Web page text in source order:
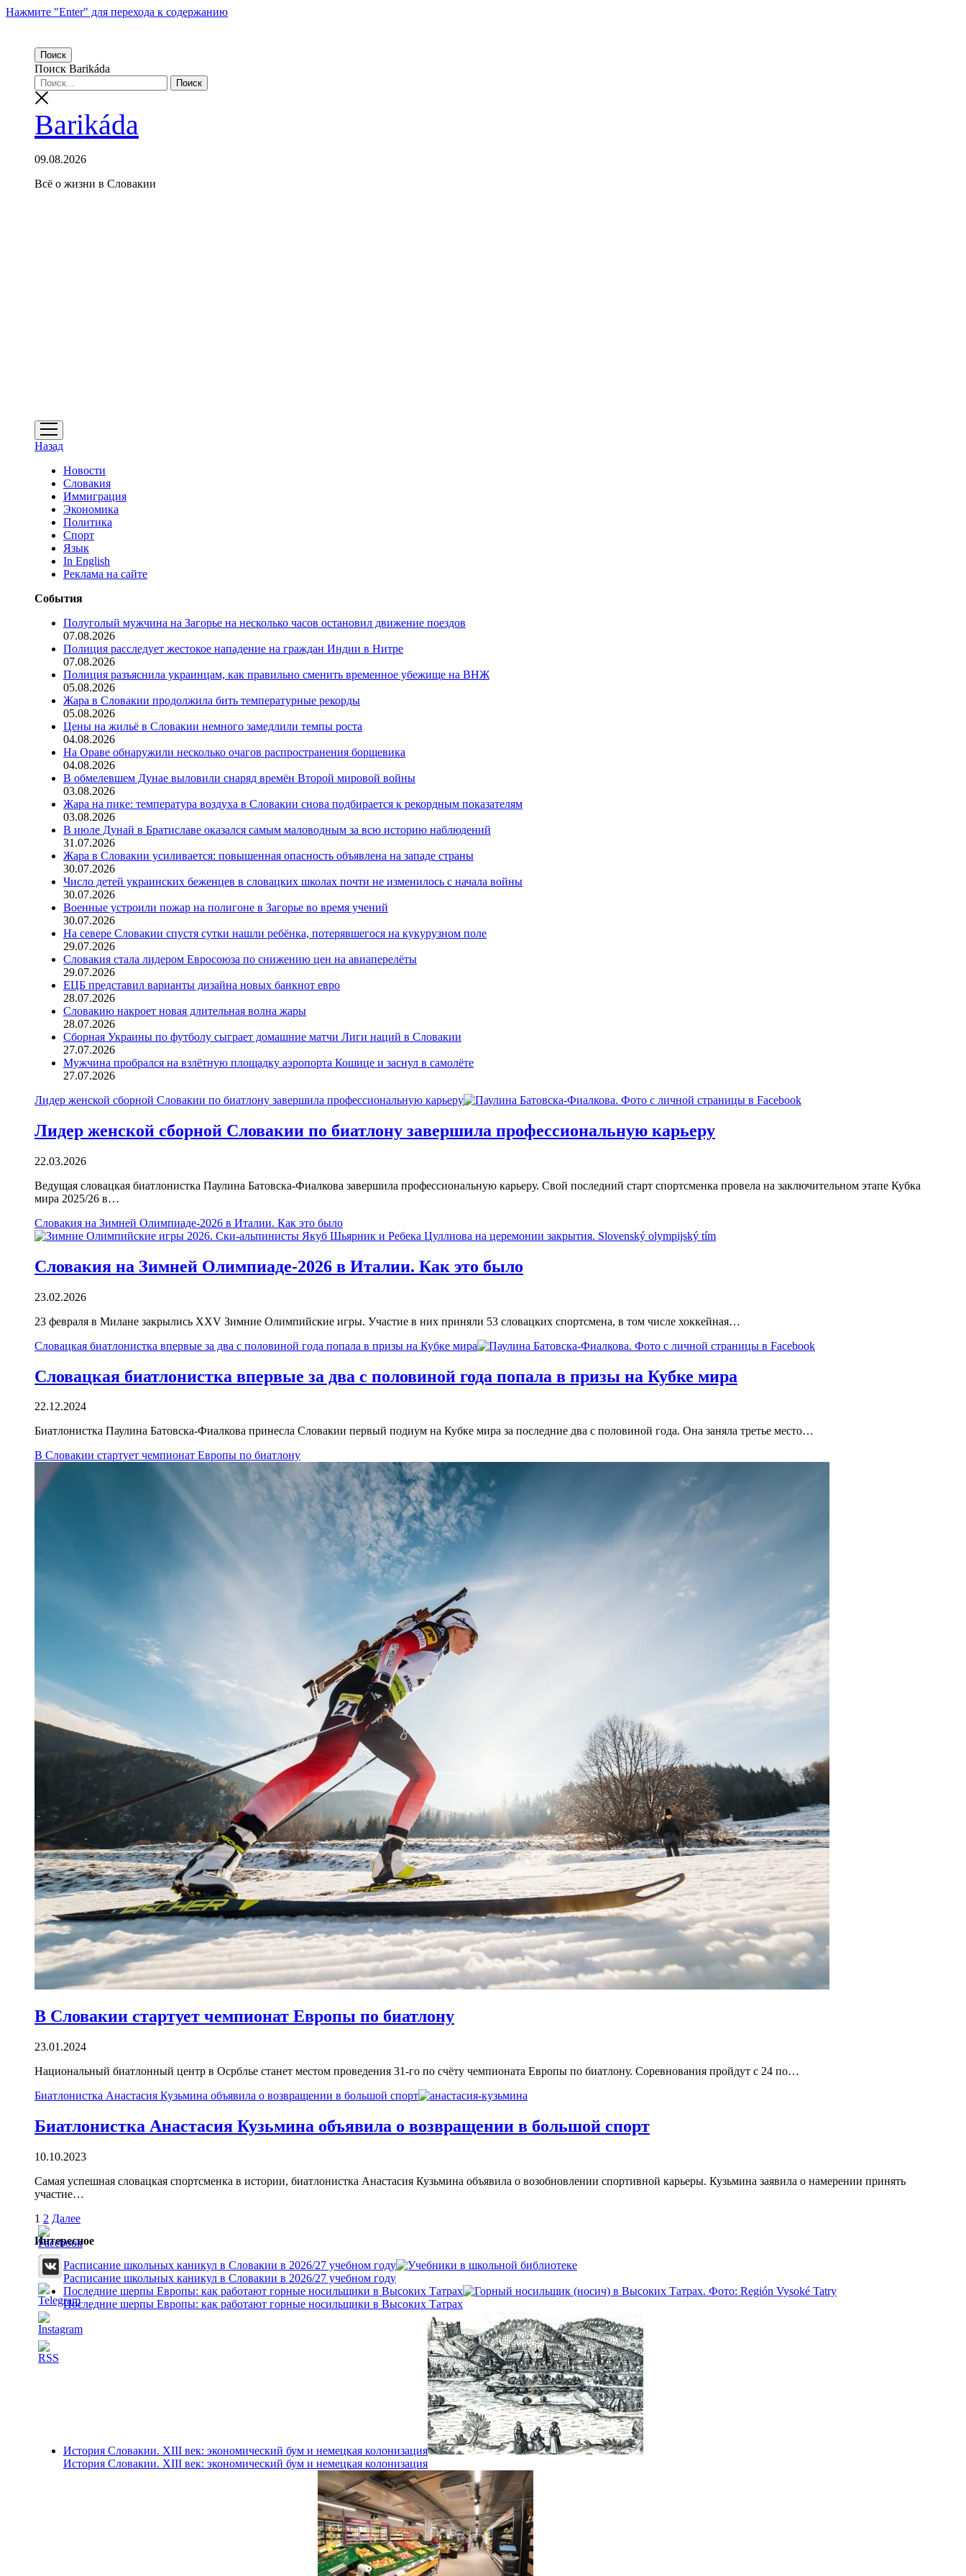
Нажмите "Enter" для перехода к содержанию
Поиск
Поиск Barikáda
Barikáda
09.08.2026
Всё о жизни в Словакии
открыть
меню
Назад
Новости
Словакия
Иммиграция
Экономика
Политика
Спорт
Язык
In English
Реклама на сайте
События
Полуголый мужчина на Загорье на несколько часов остановил движение поездов
07.08.2026
Полиция расследует жестокое нападение на граждан Индии в Нитре
07.08.2026
Полиция разъяснила украинцам, как правильно сменить временное убежище на ВНЖ
05.08.2026
Жара в Словакии продолжила бить температурные рекорды
05.08.2026
Цены на жильё в Словакии немного замедлили темпы роста
04.08.2026
На Ораве обнаружили несколько очагов распространения борщевика
04.08.2026
В обмелевшем Дунае выловили снаряд времён Второй мировой войны
03.08.2026
Жара на пике: температура воздуха в Словакии снова подбирается к рекордным показателям
03.08.2026
В июле Дунай в Братиславе оказался самым маловодным за всю историю наблюдений
31.07.2026
Жара в Словакии усиливается: повышенная опасность объявлена на западе страны
30.07.2026
Число детей украинских беженцев в словацких школах почти не изменилось с начала войны
30.07.2026
Военные устроили пожар на полигоне в Загорье во время учений
30.07.2026
На севере Словакии спустя сутки нашли ребёнка, потерявшегося на кукурузном поле
29.07.2026
Словакия стала лидером Евросоюза по снижению цен на авиаперелёты
29.07.2026
ЕЦБ представил варианты дизайна новых банкнот евро
28.07.2026
Словакию накроет новая длительная волна жары
28.07.2026
Сборная Украины по футболу сыграет домашние матчи Лиги наций в Словакии
27.07.2026
Мужчина пробрался на взлётную площадку аэропорта Кошице и заснул в самолёте
27.07.2026
Лидер женской сборной Словакии по биатлону завершила профессиональную карьеру
Лидер женской сборной Словакии по биатлону завершила профессиональную карьеру
22.03.2026
Ведущая словацкая биатлонистка Паулина Батовска-Фиалкова завершила профессиональную карьеру. Свой последний старт спортсменка провела на заключительном этапе Кубка
мира 2025/26 в…
Словакия на Зимней Олимпиаде-2026 в Италии. Как это было
Словакия на Зимней Олимпиаде-2026 в Италии. Как это было
23.02.2026
23 февраля в Милане закрылись XXV Зимние Олимпийские игры. Участие в них приняли 53 словацких спортсмена, в том числе хоккейная…
Словацкая биатлонистка впервые за два с половиной года попала в призы на Кубке мира
Словацкая биатлонистка впервые за два с половиной года попала в призы на Кубке мира
22.12.2024
Биатлонистка Паулина Батовска-Фиалкова принесла Словакии первый подиум на Кубке мира за последние два с половиной года. Она заняла третье место…
В Словакии стартует чемпионат Европы по биатлону
В Словакии стартует чемпионат Европы по биатлону
23.01.2024
Национальный биатлонный центр в Осрблье станет местом проведения 31-го по счёту чемпионата Европы по биатлону. Соревнования пройдут с 24 по…
Биатлонистка Анастасия Кузьмина объявила о возвращении в большой спорт
Биатлонистка Анастасия Кузьмина объявила о возвращении в большой спорт
10.10.2023
Самая успешная словацкая спортсменка в истории, биатлонистка Анастасия Кузьмина объявила о возобновлении спортивной карьеры. Кузьмина заявила о намерении принять
участие…
Пагинация
записей
1 2 Далее
Интересное
Расписание школьных каникул в Словакии в 2026/27 учебном году
Расписание школьных каникул в Словакии в 2026/27 учебном году
Последние шерпы Европы: как работают горные носильщики в Высоких Татрах
Последние шерпы Европы: как работают горные носильщики в Высоких Татрах
История Словакии. XIII век: экономический бум и немецкая колонизация
История Словакии. XIII век: экономический бум и немецкая колонизация